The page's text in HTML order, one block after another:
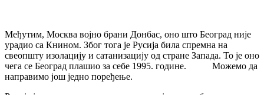
Међутим, Москва војно брани Донбас, оно што Београд није
урадио са Книном. Због тога је Русија била спремна на
свеопшту изолацију и сатанизацију од стране Запада. То је оно
чега се Београд плашио за себе 1995. године. Можемо да
направимо још једно поређење.